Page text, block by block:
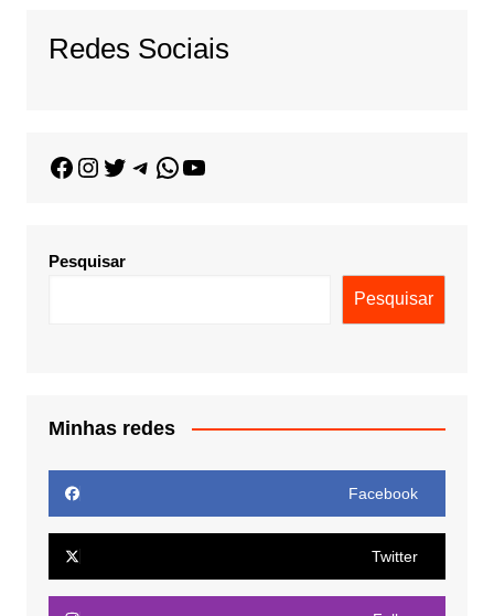
Redes Sociais
Pesquisar
Pesquisar
Minhas redes
Facebook
Twitter